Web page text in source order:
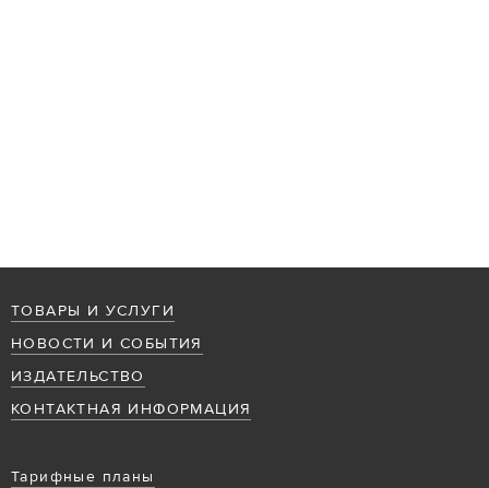
ТОВАРЫ И УСЛУГИ
НОВОСТИ И СОБЫТИЯ
ИЗДАТЕЛЬСТВО
КОНТАКТНАЯ ИНФОРМАЦИЯ
Тарифные планы